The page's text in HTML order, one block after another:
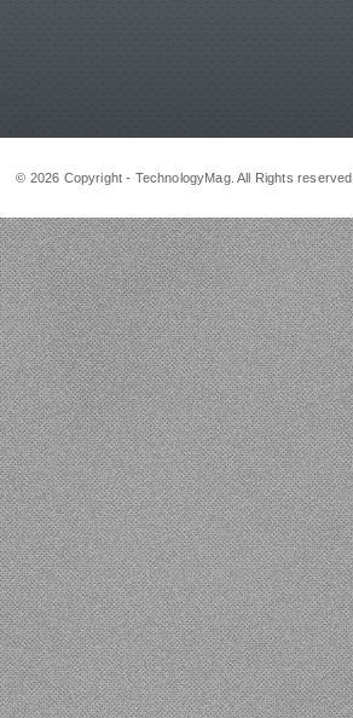
© 2026 Copyright - TechnologyMag. All Rights reserved.